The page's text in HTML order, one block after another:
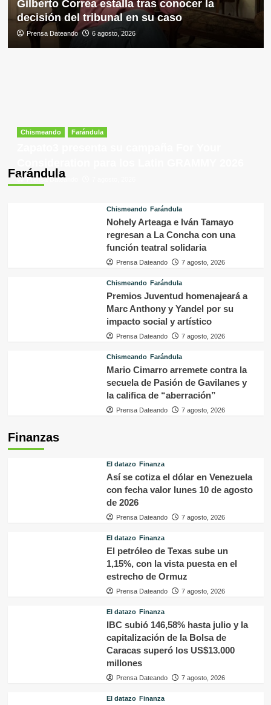
Gilberto Correa estalla tras conocer la
decisión del tribunal en su caso
Prensa Dateando 6 agosto, 2026
Farándula
Chismeando Farándula
Prensa Dateando
Chismeando Farándula
Nohely Arteaga e Iván Tamayo
regresan a La Concha con una
función teatral solidaria
Prensa Dateando 7 agosto, 2026
Chismeando Farándula
Premios Juventud homenajeará a
Marc Anthony y Yandel por su
impacto social y artístico
Prensa Dateando 7 agosto, 2026
Chismeando Farándula
Mario Cimarro arremete contra la
secuela de Pasión de Gavilanes y
la califica de “aberración”
Prensa Dateando 7 agosto, 2026
Finanzas
El datazo Finanza
Así se cotiza el dólar en Venezuela
con fecha valor lunes 10 de agosto
de 2026
Prensa Dateando 7 agosto, 2026
El datazo Finanza
El petróleo de Texas sube un
1,15%, con la vista puesta en el
estrecho de Ormuz
Prensa Dateando 7 agosto, 2026
El datazo Finanza
IBC subió 146,58% hasta julio y la
capitalización de la Bolsa de
Caracas superó los US$13.000
millones
Prensa Dateando 7 agosto, 2026
El datazo Finanza